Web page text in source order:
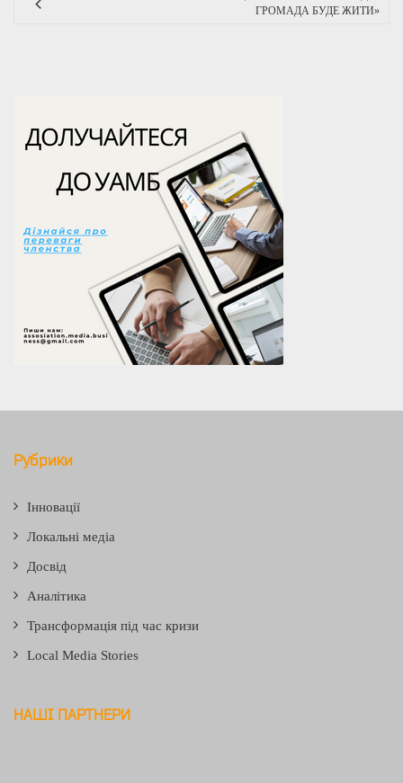
ГРОМАДА БУДЕ ЖИТИ»
Рубрики
Інновації
Локальні медіа
Досвід
Аналітика
Трансформація під час кризи
Local Media Stories
НАШІ ПАРТНЕРИ